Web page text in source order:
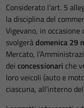
Considerato l’art. 5
la disciplina del
Vigevano, in occasione
svolgeràdomenica 29
Mercato,
dei concessionari che
loro veicoli (auto e
ciascuna, all’interno